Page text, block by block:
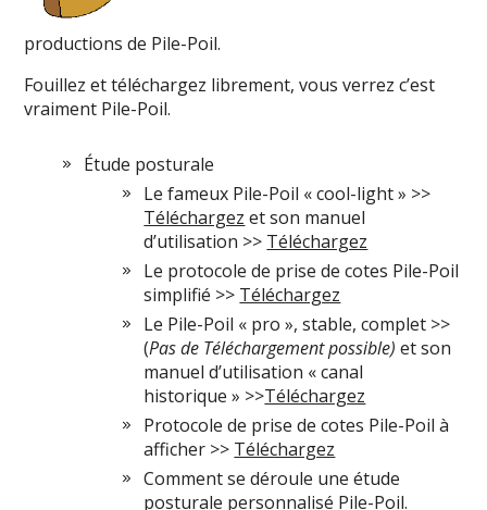
productions de Pile-Poil.
Fouillez et téléchargez librement, vous verrez c’est
vraiment Pile-Poil.
Étude posturale
Le fameux Pile-Poil « cool-light » >>
Téléchargez et son manuel
d’utilisation >> Téléchargez
Le protocole de prise de cotes Pile-Poil
simplifié >> Téléchargez
Le Pile-Poil « pro », stable, complet >>
(Pas de Téléchargement possible) et son
manuel d’utilisation « canal
historique » >>Téléchargez
Protocole de prise de cotes Pile-Poil à
afficher >> Téléchargez
Comment se déroule une étude
posturale personnalisé Pile-Poil.